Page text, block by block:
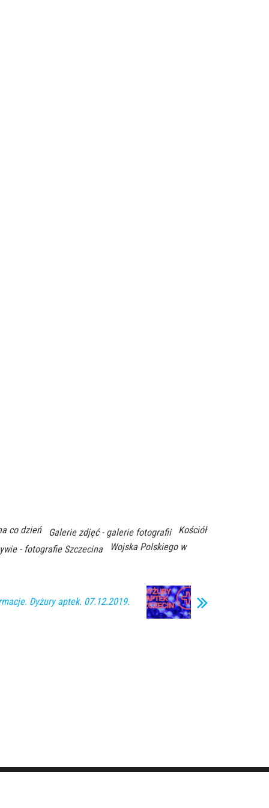
co dzień Galerie zdjęć - galerie fotografii
Kościół
- fotografie Szczecina
Wojska Polskiego w
Dyżury aptek. 07.12.2019.